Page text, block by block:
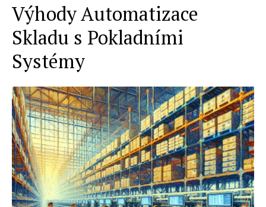
Výhody Automatizace
Skladu s Pokladními
Systémy